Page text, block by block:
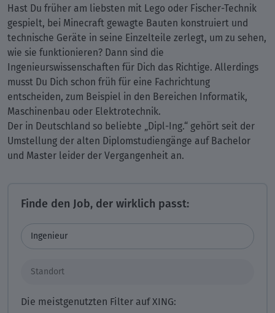
Hast Du früher am liebsten mit Lego oder Fischer-Technik
gespielt, bei Minecraft gewagte Bauten konstruiert und
technische Geräte in seine Einzelteile zerlegt, um zu sehen,
wie sie funktionieren? Dann sind die
Ingenieurswissenschaften für Dich das Richtige. Allerdings
musst Du Dich schon früh für eine Fachrichtung
entscheiden, zum Beispiel in den Bereichen Informatik,
Maschinenbau oder Elektrotechnik.
Der in Deutschland so beliebte „Dipl-Ing.“ gehört seit der
Umstellung der alten Diplomstudiengänge auf Bachelor
und Master leider der Vergangenheit an.
Finde den Job, der wirklich passt:
Die meistgenutzten Filter auf XING: